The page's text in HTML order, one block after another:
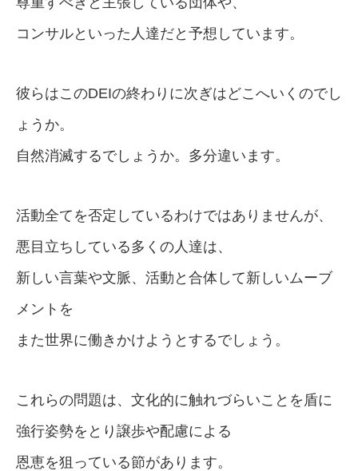
コンサルといった人達だと予想しています。
彼らはこのDEIの終わりに次ぎはどこへいくのでし
ょうか。
自然消滅するでしょうか。多分違います。
活動全てを否定しているわけではありませんが、
悪目立ちしている多くの人達は、
新しい言葉や文脈、活動と合体して新しいムーブ
メントを
また世界に働きかけようとするでしょう。
これらの問題は、文化的に触れづらいことを盾に
強行姿勢をとり譲歩や配慮による
恩恵を狙っている節があります。